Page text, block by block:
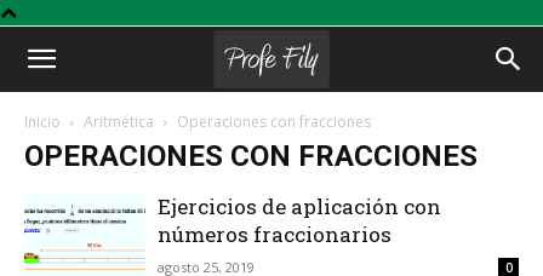
Profe
Inicio Aritmética Operaciones con fracciones
OPERACIONES CON FRACCIONES
Ejercicios de aplicación con
números fraccionarios
agosto 25, 2019 0